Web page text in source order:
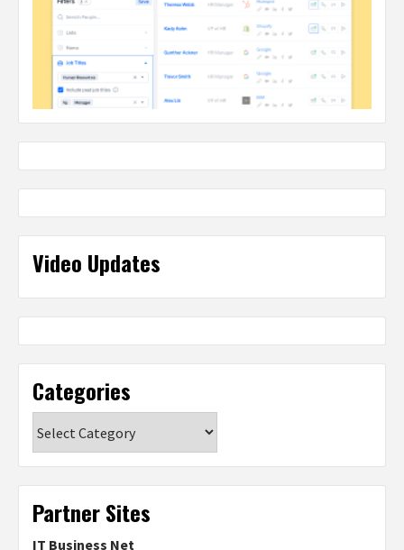
Video Updates
Categories
Partner Sites
IT Business Net